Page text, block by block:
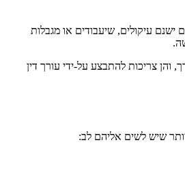
עיקולים, שיעבודים או מגבלות
והן צריכות להתבצע על-ידי עורך דין
שיש לשים אליהם לב: